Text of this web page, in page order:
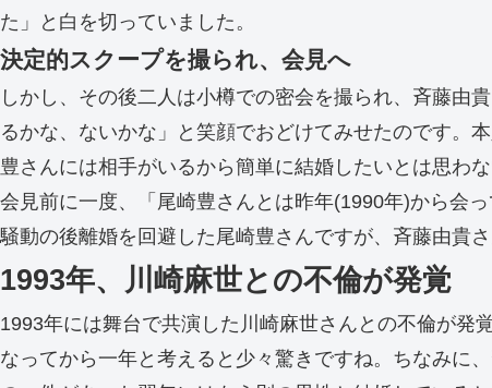
た」と白を切っていました。
決定的スクープを撮られ、会見へ
しかし、その後二人は小樽での密会を撮られ、斉藤由
るかな、ないかな」と笑顔でおどけてみせたのです。
豊さんには相手がいるから簡単に結婚したいとは思わ
会見前に一度、「尾崎豊さんとは昨年(1990年)から会
騒動の後離婚を回避した尾崎豊さんですが、斉藤由貴
1993年、川崎麻世との不倫が発覚
1993年には舞台で共演した川崎麻世さんとの不倫が発
なってから一年と考えると少々驚きですね。ちなみに